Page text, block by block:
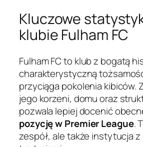
Kluczowe
klubie Fulham FC
Fulham FC to klub z bogatą
charakterystyczną
przyciąga pokolenia kibiców.
jego korzeni, domu oraz
pozwala lepiej docenić
pozycję w Premier League.
zespół, ale także instytucja z